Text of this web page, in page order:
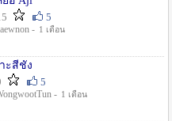
5
- 1 เดือน
าะสีชัง
5
- 1 เดือน